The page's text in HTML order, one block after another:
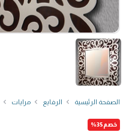
الصفحة الرئيسية الرفايع مرايات
خصم35%